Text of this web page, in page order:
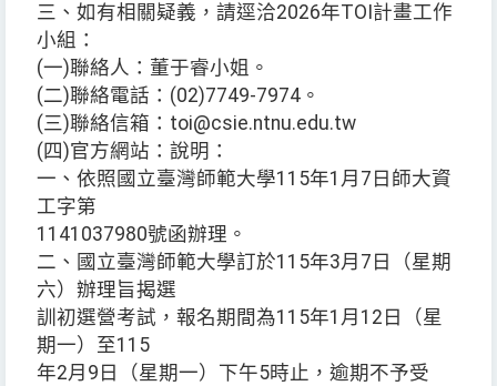
三、如有相關疑義，請逕洽2026年TOI計畫工作
小組：
(一)聯絡人：董于睿小姐。
(二)聯絡電話：(02)7749-7974。
(三)聯絡信箱：toi@csie.ntnu.edu.tw
(四)官方網站：說明：
一、依照國立臺灣師範大學115年1月7日師大資
工字第
1141037980號函辦理。
二、國立臺灣師範大學訂於115年3月7日（星期
六）辦理旨揭選
訓初選營考試，報名期間為115年1月12日（星
期一）至115
年2月9日（星期一）下午5時止，逾期不予受